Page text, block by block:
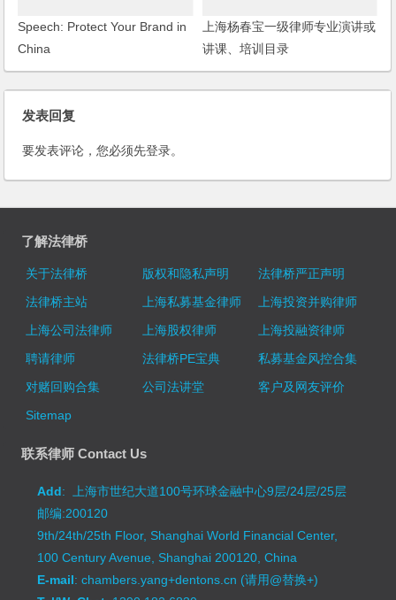
Speech: Protect Your Brand in
China
上海杨春宝一级律师专业演讲或
讲课、培训目录
发表回复
要发表评论，您必须先登录。
了解法律桥
关于法律桥 版权和隐私声明
法律桥严正声明
法律桥主站
上海私募基金律师
上海投资并购律师
上海公司法律师
上海股权律师
上海投融资律师
聘请律师
法律桥PE宝典
私募基金风控合集
对赌回购合集
公司法讲堂
客户及网友评价
Sitemap
联系律师 Contact Us
Add: 上海市世纪大道100号环球金融中心9层/24层/25层
邮编:200120
9th/24th/25th Floor, Shanghai World Financial Center,
100 Century Avenue, Shanghai 200120, China
E-mail: chambers.yang+dentons.cn (请用@替换+)